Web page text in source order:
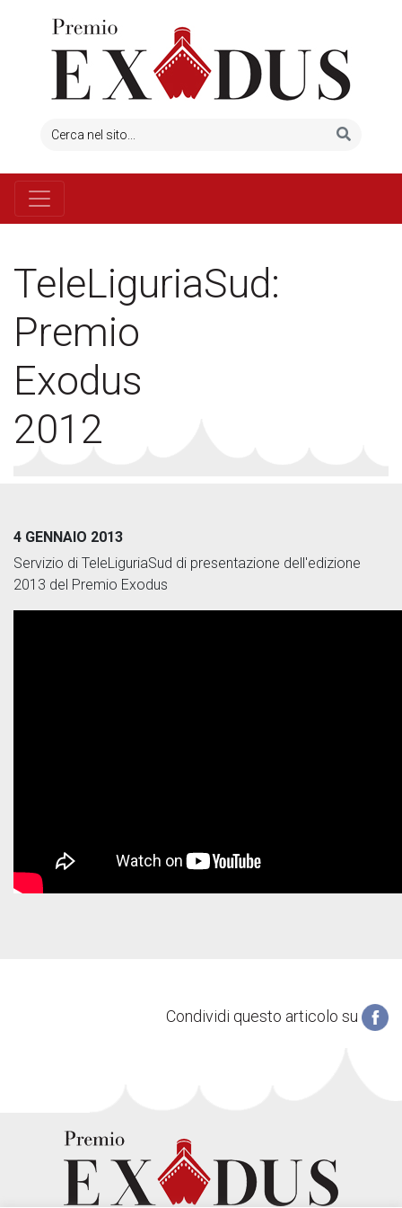
TeleLiguriaSud:
Premio
Exodus
2012
4 GENNAIO 2013
Servizio di TeleLiguriaSud di presentazione dell'edizione
2013 del Premio Exodus
Condividi questo articolo su